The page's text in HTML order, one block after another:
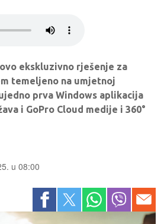
ekskluzivno rješenje za
temeljeno na umjetnoj
prva Windows aplikacija
i GoPro Cloud medije i 360°
u 08:00